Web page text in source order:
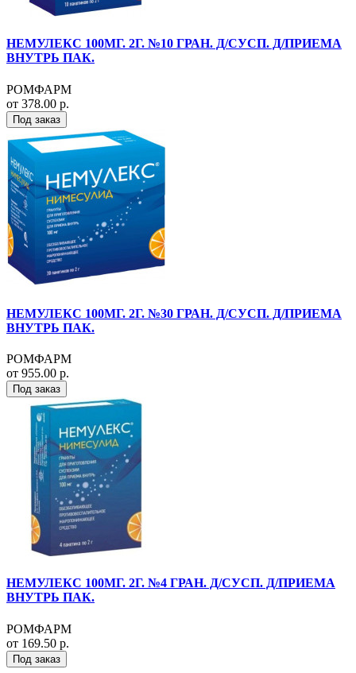
НЕМУЛЕКС 100МГ. 2Г. №10 ГРАН. Д/СУСП. Д/ПРИЕМА
ВНУТРЬ ПАК.
РОМФАРМ
от 378.00 р.
Под заказ
НЕМУЛЕКС 100МГ. 2Г. №30 ГРАН. Д/СУСП. Д/ПРИЕМА
ВНУТРЬ ПАК.
РОМФАРМ
от 955.00 р.
Под заказ
НЕМУЛЕКС 100МГ. 2Г. №4 ГРАН. Д/СУСП. Д/ПРИЕМА
ВНУТРЬ ПАК.
РОМФАРМ
от 169.50 р.
Под заказ